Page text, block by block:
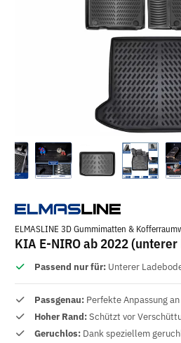
ELMASLINE 3D Gummimatten &
KIA E-NIRO ab 2022
Passend nur für: Unterer
Passgenau: Perfekte Anpassung
Hoher Rand:Schützt vor
Geruchlos: Dank speziellem